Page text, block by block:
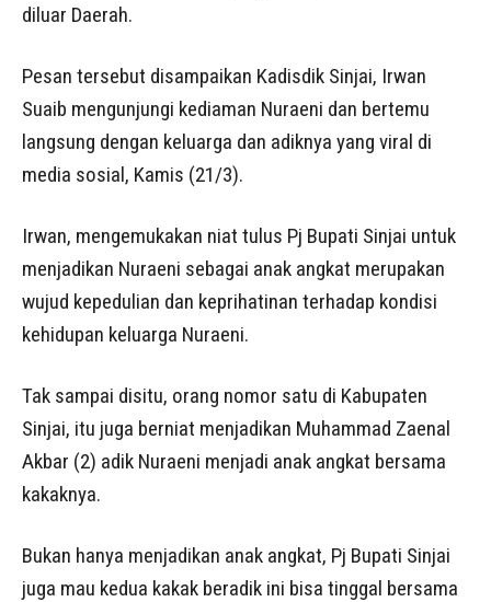
diluar Daerah.
Pesan tersebut disampaikan Kadisdik Sinjai, Irwan
Suaib mengunjungi kediaman Nuraeni dan bertemu
langsung dengan keluarga dan adiknya yang viral di
media sosial, Kamis (21/3).
Irwan, mengemukakan niat tulus Pj Bupati Sinjai untuk
menjadikan Nuraeni sebagai anak angkat merupakan
wujud kepedulian dan keprihatinan terhadap kondisi
kehidupan keluarga Nuraeni.
Tak sampai disitu, orang nomor satu di Kabupaten
Sinjai, itu juga berniat menjadikan Muhammad Zaenal
Akbar (2) adik Nuraeni menjadi anak angkat bersama
kakaknya.
Bukan hanya menjadikan anak angkat, Pj Bupati Sinjai
juga mau kedua kakak beradik ini bisa tinggal bersama